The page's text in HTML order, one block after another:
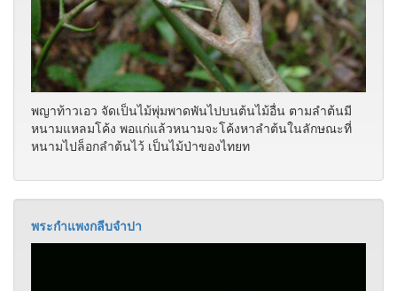
พญาท้าวเอว จัดเป็นไม้พุ่มพาดพันไปบนต้นไม้อื่น ตามลำต้นมี
หนามแหลมโค้ง พอแก่แล้วหนามจะโค้งหาลำต้นในลักษณะที่
หนามไปล็อกลำต้นไว้ เป็นไม้ป่าของไทยท
พระกำแพงกลีบจำปา